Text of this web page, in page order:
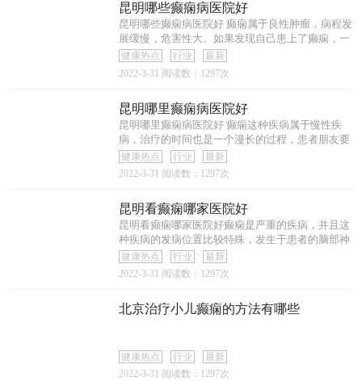
昆明哪些癫痫病医院好
昆明哪些癫痫病医院好 癫痫属于良性肿瘤，病程发
展缓慢，危害性大。如果发现自己患上了癫痫，一
健康热点 行业
最新
2022-3-31 阅读数：1297次
昆明哪里癫痫病医院好
昆明哪里癫痫病医院好 癫痫这种疾病属于慢性疾
病，治疗的时间也是一个漫长的过程，患者朋友要
积
健康热点 行业
最新
2022-3-31 阅读数：1297次
昆明看癫痫哪家医院好
昆明看癫痫哪家医院好癫痫是严重的疾病，并且这
种疾病的发病位置比较特殊，发生于患者的脑部神
经
健康热点 行业
最新
2022-3-31 阅读数：1297次
北京治疗小儿癫痫的方法有哪些
健康热点 行业
最新
2022-3-31 阅读数：1297次